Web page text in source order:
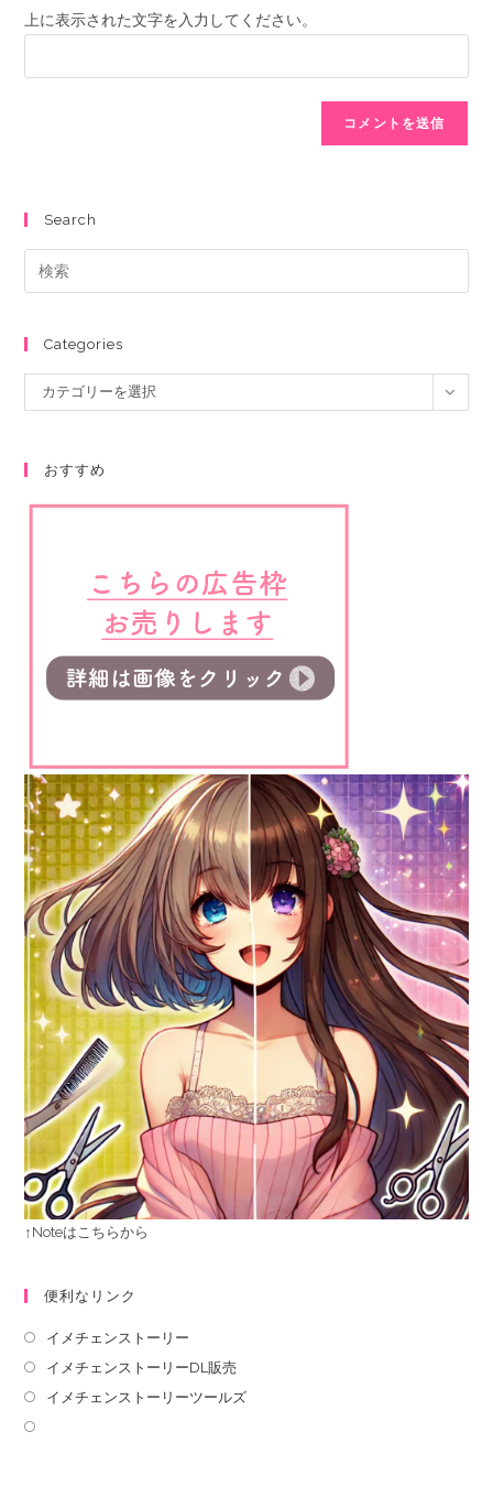
上に表示された文字を入力してください。
Search
Categories
カテゴリーを選択
おすすめ
↑Noteはこちらから
便利なリンク
イメチェンストーリー
イメチェンストーリーDL販売
イメチェンストーリーツールズ